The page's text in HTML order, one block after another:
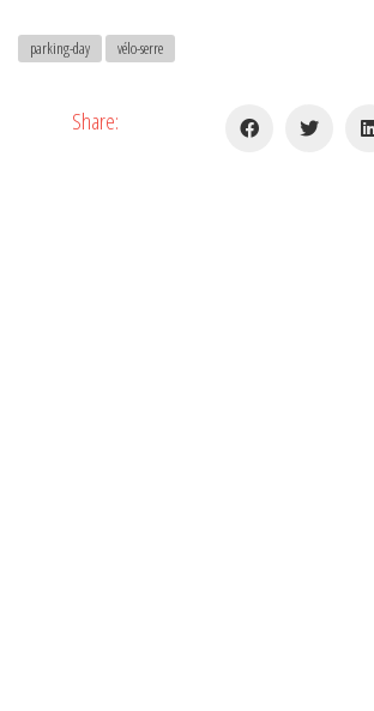
parking-day vélo-serre
Share: